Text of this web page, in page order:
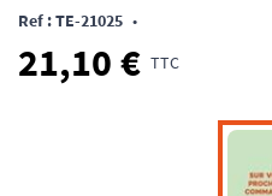
Ref : TE-21025 •
21,10 € TTC